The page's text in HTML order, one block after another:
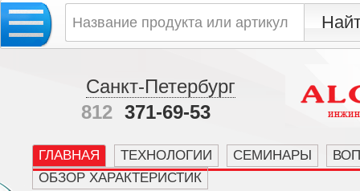
Санкт-Петербург
812 371-69-53
ГЛАВНАЯ ТЕХНОЛОГИИ СЕМИНАРЫ
ОБЗОР ХАРАКТЕРИСТИК